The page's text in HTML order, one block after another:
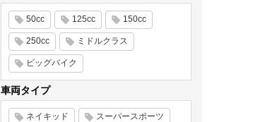
50cc 125cc 150cc
250cc ミドルクラス
ビッグバイク
車両タイプ
ネイキッド スーパースポーツ